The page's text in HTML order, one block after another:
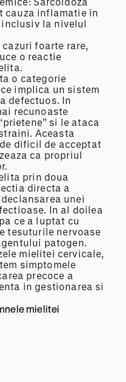
cauza inflamatie in
la nivelul
foarte rare,
o reactie
o categorie
implica un sistem
defectuos. In
recunoaste
si le ataca
Aceasta
dificil de acceptat
ca propriul
prin doua
directa a
unei
In al doilea
ce a luptat cu
tesuturile nervoase
patogen.
mielitei cervicale,
simptomele
precoce a
in gestionarea si
mielitei